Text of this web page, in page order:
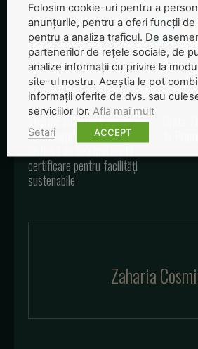
Articolul precedent
Therme București, prima
construcție din România
certificare pentru facilități
sustenabile
Zaharia
Folosim cookie-uri pentru a
anunțurile, pentru a oferi funcții
pentru a analiza traficul. De
partenerilor de rețele sociale, de
analize informații cu privire la
site-ul nostru. Aceștia le pot
informații oferite de dvs. sau
serviciilor lor. Afla mai mult
Setari
ACCEPT